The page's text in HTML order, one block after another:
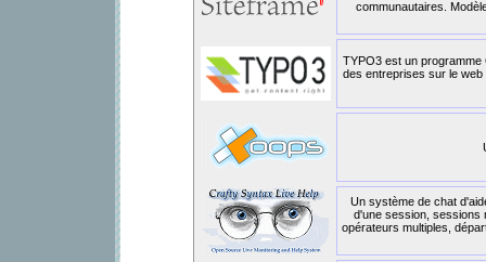
communautaires.
TYPO3 est un
des entreprises sur le web
Un système de chat
d'une session, sessions
opérateurs multiples,